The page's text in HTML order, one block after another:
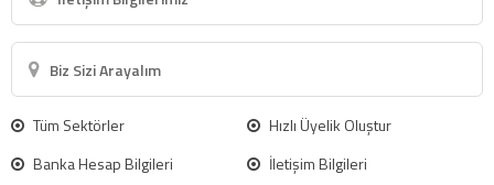
Biz Sizi Arayalım
Tüm Sektörler
Hızlı Üyelik Oluştur
Banka Hesap Bilgileri
İletişim Bilgileri